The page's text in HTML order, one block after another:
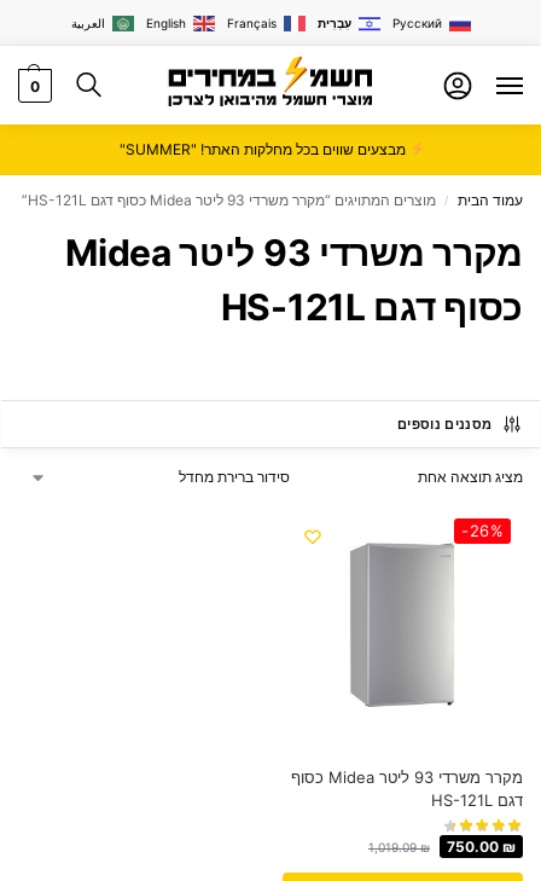
العربية English Français עִבְרִית Русский
0
מבצעים שווים בכל מחלקות האתר! "SUMMER"
עמוד הבית / מוצרים המתויגים “מקרר משרדי 93 ‏ליטר Midea כסוף דגם HS-121L”
מקרר משרדי 93 ‏ליטר Midea
כסוף דגם HS-121L
מסננים נוספים
מציג תוצאה אחת
-26%
מקרר משרדי 93 ‏ליטר Midea כסוף
דגם HS-121L
1,019.09₪ 750.00 ₪